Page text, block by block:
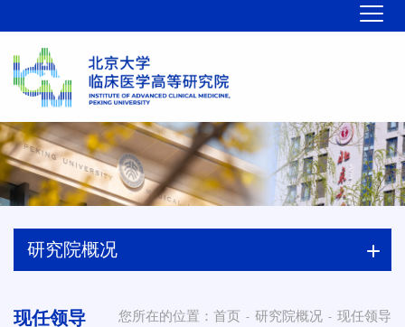
研究院概况
您所在的位置： 首页 - 研究院概况 - 现任领导
现任领导